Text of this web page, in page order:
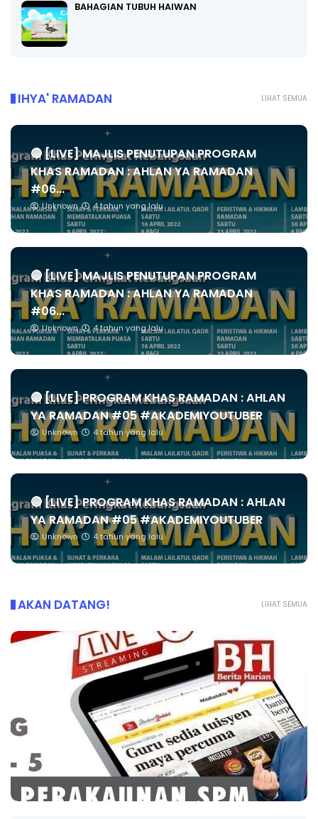
BAHAGIAN TUBUH HAIWAN
LIHAT SEMUA
IHYA' RAMADAN
🔴 [LIVE] MAJLIS PENUTUPAN PROGRAM
KHAS RAMADAN : AHLAN YA RAMADAN
#06...
Unknown 4 tahun yang lalu
🔴 [LIVE] MAJLIS PENUTUPAN PROGRAM
KHAS RAMADAN : AHLAN YA RAMADAN
#06...
Unknown 4 tahun yang lalu
🔴 [LIVE] PROGRAM KHAS RAMADAN : AHLAN
YA RAMADAN #05 #AKADEMIYOUTUBER
Unknown 4 tahun yang lalu
🔴 [LIVE] PROGRAM KHAS RAMADAN : AHLAN
YA RAMADAN #05 #AKADEMIYOUTUBER
Unknown 4 tahun yang lalu
LIHAT SEMUA
AKAN DATANG!